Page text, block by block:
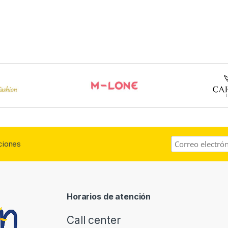
Horarios de atención
Call center